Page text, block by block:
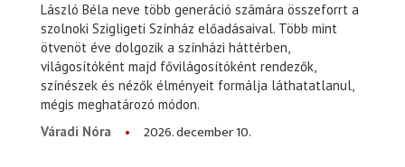
László Béla neve több generáció számára összeforrt a
szolnoki Szigligeti Színház előadásaival. Több mint
ötvenöt éve dolgozik a színházi háttérben,
világosítóként majd fővilágosítóként rendezők,
színészek és nézők élményeit formálja láthatatlanul,
mégis meghatározó módon.
Váradi Nóra
2026. december 10.